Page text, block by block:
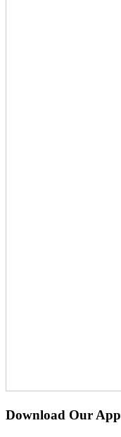
Download Our App